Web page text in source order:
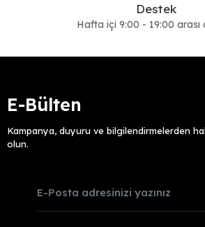
Destek
Hafta içi 9:00 - 19:00 arası
E-Bülten
Kampanya, duyuru ve bilgilendirmelerden
olun.